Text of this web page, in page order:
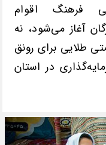
فرهنگ اقوام
در گرگان آغاز می‌شود، نه
طلایی برای رونق
در استان